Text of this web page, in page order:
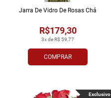
COMPRAR
3x de R$ 59,77
R$179,30
Jarra De Vidro De Rosas Chá
Exclusivo